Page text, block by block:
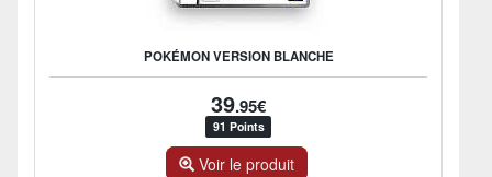
POKÉMON VERSION BLANCHE
39.95€
91 Points
Voir le produit